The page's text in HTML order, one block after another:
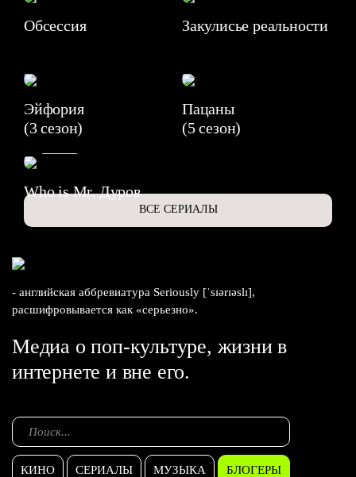
Обсессия Закулисье реальности
Эйфория
(3 сезон)
Пацаны
(5 сезон)
Who is Mr. Дуров
ВСЕ СЕРИАЛЫ
- английская аббревиатура Seriously [ˈsɪərɪəslɪ],
расшифровывается как «серьезно».
Медиа о поп-культуре, жизни в
интернете и вне его.
КИНО СЕРИАЛЫ МУЗЫКА БЛОГЕРЫ